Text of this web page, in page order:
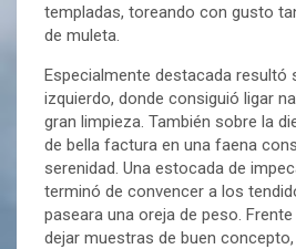
templadas, toreando con gusto
de muleta.
Especialmente destacada resultó
izquierdo, donde consiguió ligar
gran limpieza. También sobre la
de bella factura en una faena
serenidad. Una estocada de
terminó de convencer a los
paseara una oreja de peso.
dejar muestras de buen